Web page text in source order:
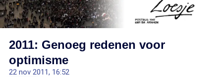
2011: Genoeg redenen voor
optimisme
22 nov 2011, 16:52